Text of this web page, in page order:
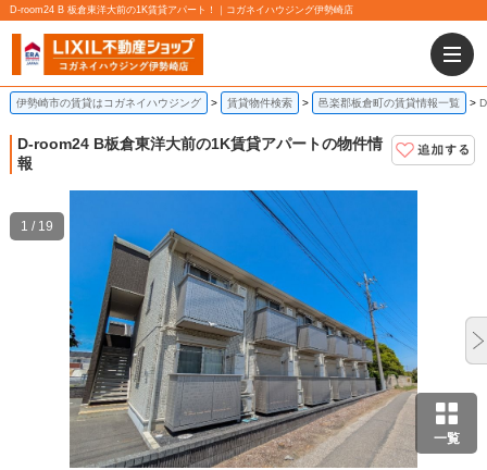
D-room24 B 板倉東洋大前の1K賃貸アパート！｜コガネイハウジング伊勢崎店
伊勢崎市の賃貸はコガネイハウジング 賃貸物件検索 邑楽郡板倉町の賃貸情報一覧
D-room24 B板倉東洋大前の1K賃貸アパートの物件情
報
一覧
1 / 19